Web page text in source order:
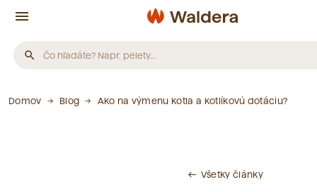
menu
search
Produkty
Domov Blog Ako na výmenu kotla a kotlíkovú dotáciu?
west Všetky články